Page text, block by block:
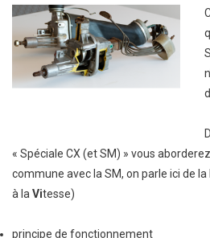
« Spéciale CX (et SM) » vous
commune avec la SM, on parle ici de la
à la Vitesse)
principe de fonctionnement